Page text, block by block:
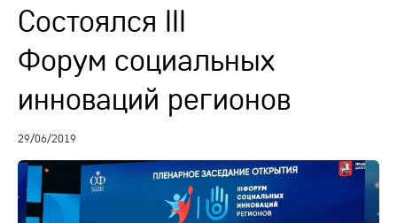
Состоялся III
Форум социальных
инноваций регионов
29/06/2019